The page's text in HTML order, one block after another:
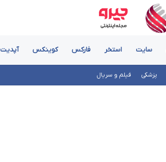
سایت استخر فارکس کوینکس آپدیت
پزشکی فیلم و سریال